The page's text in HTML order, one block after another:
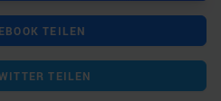
TEILEN
TEILEN